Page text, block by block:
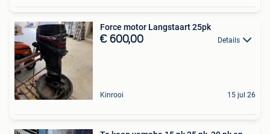
Force motor Langstaart 25pk
€ 600,00 Details
Kinrooi 15 jul 26